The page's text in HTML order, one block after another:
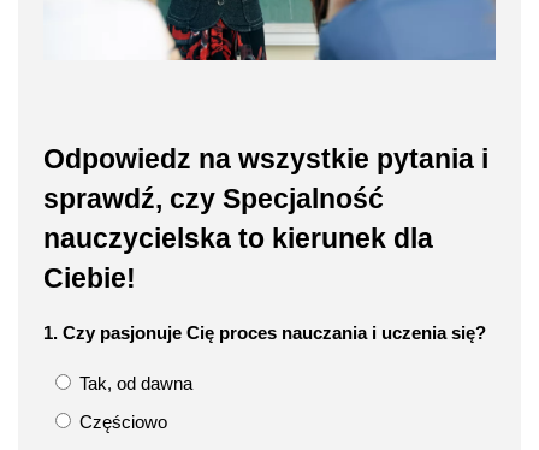
Odpowiedz na wszystkie pytania i
sprawdź, czy Specjalność
nauczycielska to kierunek dla
Ciebie!
1. Czy pasjonuje Cię proces nauczania i uczenia się?
Tak, od dawna
Częściowo